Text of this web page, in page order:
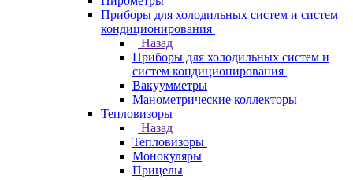
Приборы для холодильных систем и систем
кондиционирования
Назад
Приборы для холодильных систем и
систем кондиционирования
Вакуумметры
Манометрические коллекторы
Тепловизоры
Назад
Тепловизоры
Монокуляры
Прицелы